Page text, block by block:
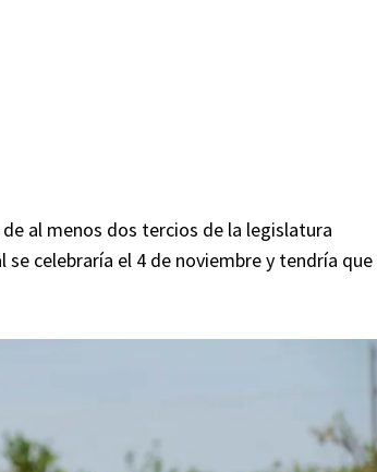
al menos dos tercios de la legislatura
celebraría el 4 de noviembre y tendría que